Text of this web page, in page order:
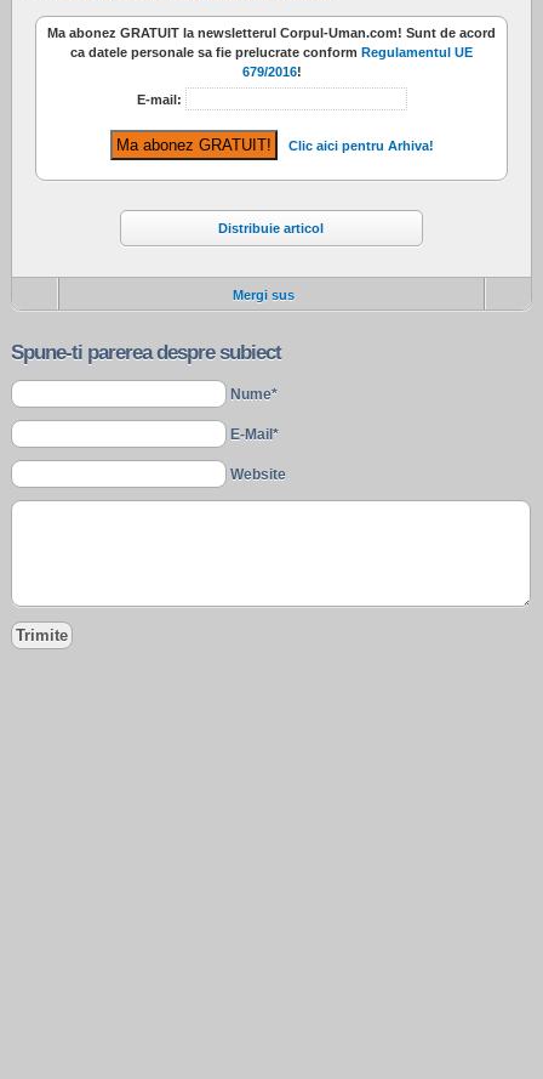
Ma abonez GRATUIT la newsletterul Corpul-Uman.com! Sunt de acord
ca datele personale sa fie prelucrate conform Regulamentul UE
679/2016!
E-mail:
Clic aici pentru Arhiva!
Distribuie articol
Mergi sus
Spune-ti parerea despre subiect
Nume*
E-Mail*
Website